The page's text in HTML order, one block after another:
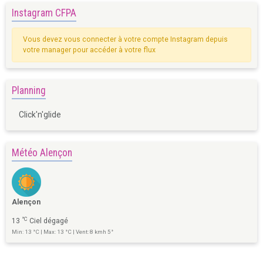
Instagram CFPA
Vous devez vous connecter à votre compte Instagram depuis
votre manager pour accéder à votre flux
Planning
Click'n'glide
Météo Alençon
Alençon
13 °C Ciel dégagé
Min: 13 °C | Max: 13 °C | Vent: 8 kmh 5°